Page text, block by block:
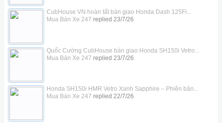
CubHouse VN hoàn tất bàn giao Honda Dash 125Fi...
Mua Bán Xe 247 replied 23/7/26
Quốc Cường CubHouse bàn giao Honda SH150i Vetro...
Mua Bán Xe 247 replied 23/7/26
Honda SH150i HMR Vetro Xanh Sapphire – Phiên bản...
Mua Bán Xe 247 replied 22/7/26